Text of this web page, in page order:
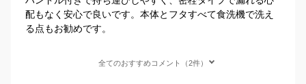
配もなく安心で良いです。本体とフタすべて食洗機で洗え
る点もお勧めです。
全てのおすすめコメント（2件）